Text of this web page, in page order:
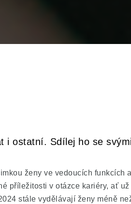
i ostatní. Sdílej ho se
ženy ve vedoucích funkcích
příležitosti v otázce kariéry, ať
stále vydělávají ženy méně